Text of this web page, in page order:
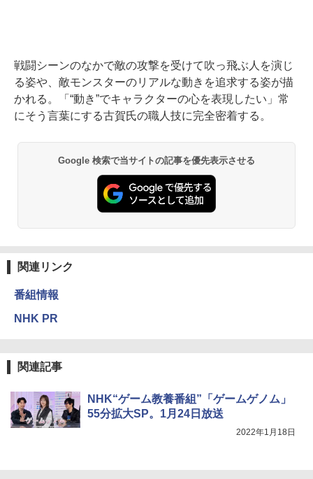
戦闘シーンのなかで敵の攻撃を受けて吹っ飛ぶ人を演じ
る姿や、敵モンスターのリアルな動きを追求する姿が描
かれる。「“動き”でキャラクターの心を表現したい」常
にそう言葉にする古賀氏の職人技に完全密着する。
Google 検索で当サイトの記事を優先表示させる
関連リンク
番組情報
NHK PR
関連記事
NHK“ゲーム教養番組”「ゲームゲノム」
55分拡大SP。1月24日放送
2022年1月18日